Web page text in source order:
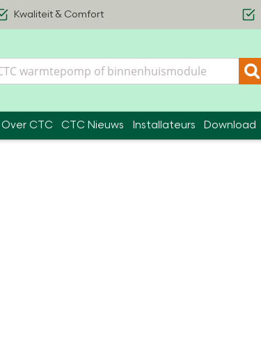
Kwaliteit & Comfort
Over CTC CTC Nieuws Installateurs Download